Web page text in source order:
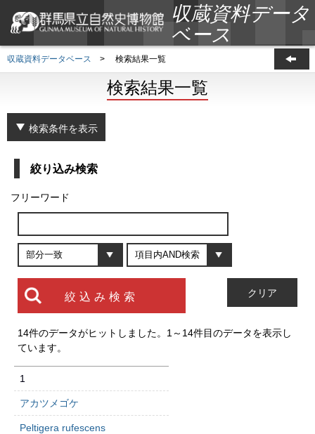
収蔵資料データ
ベース
収蔵資料データベース > 検索結果一覧
検索結果一覧
検索条件を表示
絞り込み検索
フリーワード
14件のデータがヒットしました。1～14件目のデータを表示し
ています。
1
アカツメゴケ
Peltigera rufescens